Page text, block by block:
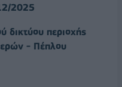
2025
δικτύου περιοχής
- Πέπλου